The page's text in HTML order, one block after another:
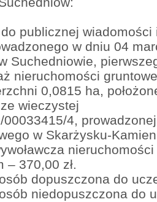
publicznej
w dniu 04
Suchedniowie,
nieruchomości
0,0815 ha,
wieczystej
00033415/4,
w Skarżysku-
nieruchomości
– 370,00 zł.
dopuszczona do
niedopuszczona do